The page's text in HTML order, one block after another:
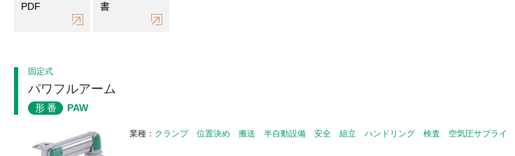
PDF
書
固定式
パワフルアーム
形番 PAW
業種 クランプ 位置決め 搬送 半自動設備 安全 組立 ハンドリング 検査 空気圧サプライ